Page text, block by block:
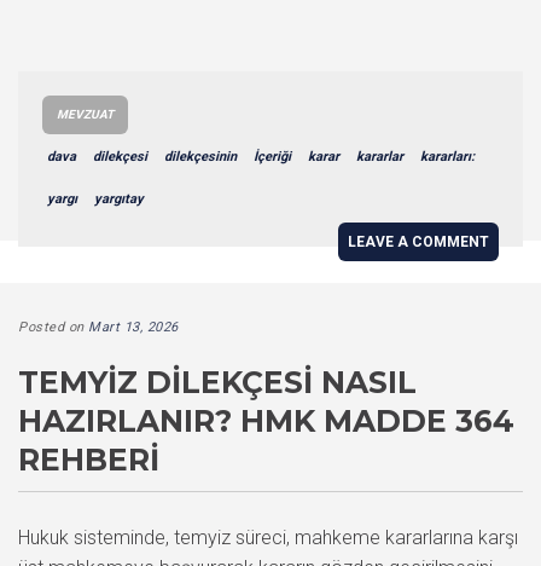
MEVZUAT
dava dilekçesi dilekçesinin İçeriği karar kararlar kararları:
yargı yargıtay
LEAVE A COMMENT
Posted on Mart 13, 2026
TEMYIZ DILEKÇESI NASIL
HAZIRLANIR? HMK MADDE 364
REHBERI
Hukuk sisteminde, temyiz süreci, mahkeme kararlarına karşı